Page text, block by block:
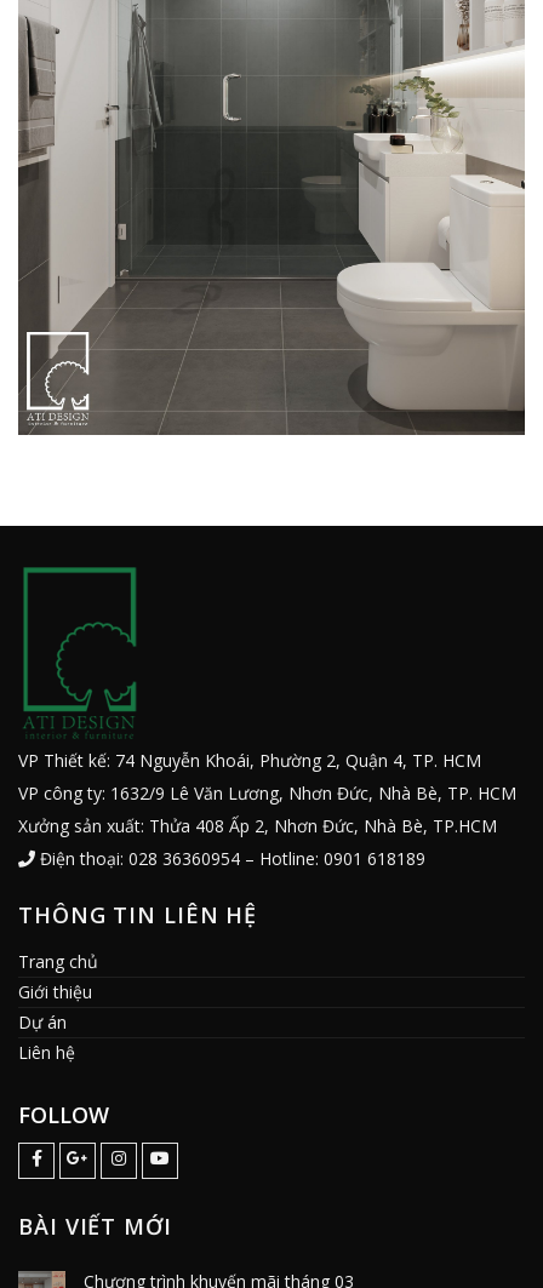
VP Thiết kế: 74 Nguyễn Khoái, Phường 2, Quận 4, TP. HCM
VP công ty: 1632/9 Lê Văn Lương, Nhơn Đức, Nhà Bè, TP. HCM
Xưởng sản xuất: Thửa 408 Ấp 2, Nhơn Đức, Nhà Bè, TP.HCM
Điện thoại: 028 36360954 – Hotline: 0901 618189
THÔNG TIN LIÊN HỆ
Trang chủ
Giới thiệu
Dự án
Liên hệ
FOLLOW
BÀI VIẾT MỚI
Chương trình khuyến mãi tháng 03